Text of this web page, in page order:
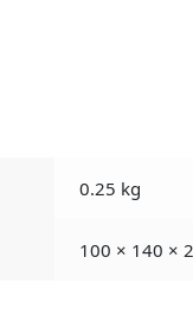
0.25 kg
100 × 140 ×